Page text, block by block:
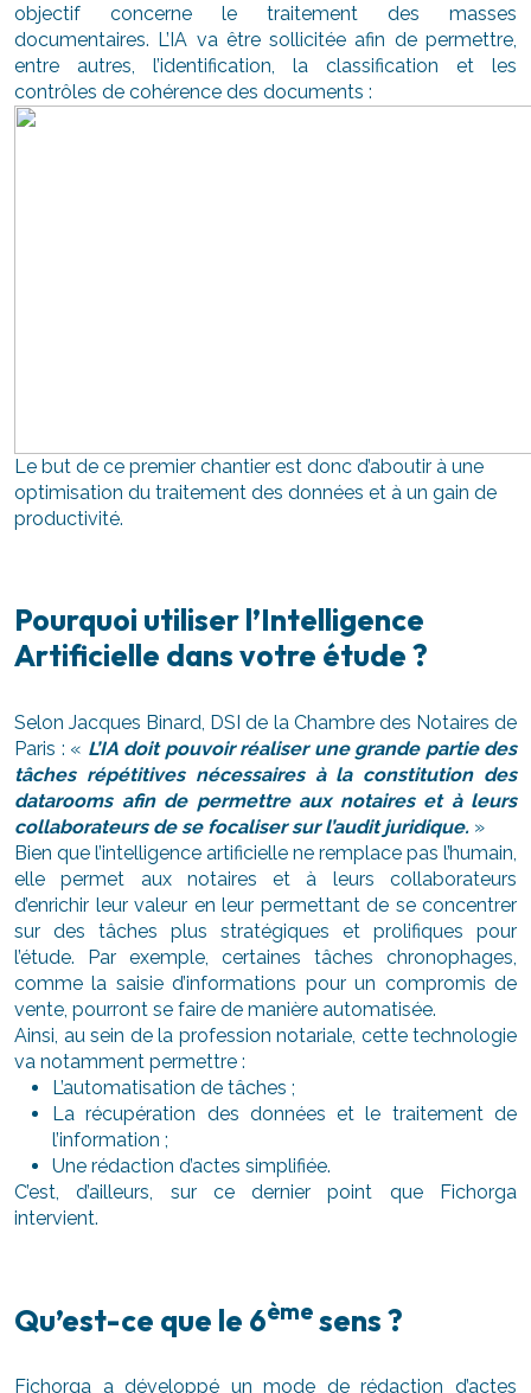
objectif concerne le traitement des masses
documentaires. L’IA va être sollicitée afin de permettre,
entre autres, l’identification, la classification et les
contrôles de cohérence des documents :
Le but de ce premier chantier est donc d’aboutir à une
optimisation du traitement des données et à un gain de
productivité.
Pourquoi utiliser l’Intelligence
Artificielle dans votre étude ?
Selon Jacques Binard, DSI de la Chambre des Notaires de
Paris : « L’IA doit pouvoir réaliser une grande partie des
tâches répétitives nécessaires à la constitution des
datarooms afin de permettre aux notaires et à leurs
collaborateurs de se focaliser sur l’audit juridique. »
Bien que l’intelligence artificielle ne remplace pas l’humain,
elle permet aux notaires et à leurs collaborateurs
d’enrichir leur valeur en leur permettant de se concentrer
sur des tâches plus stratégiques et prolifiques pour
l’étude. Par exemple, certaines tâches chronophages,
comme la saisie d’informations pour un compromis de
vente, pourront se faire de manière automatisée.
Ainsi, au sein de la profession notariale, cette technologie
va notamment permettre :
L’automatisation de tâches ;
La récupération des données et le traitement de
l’information ;
Une rédaction d’actes simplifiée.
C’est, d’ailleurs, sur ce dernier point que Fichorga
intervient.
Qu’est-ce que le 6ème sens ?
Fichorga a développé un mode de rédaction d’actes